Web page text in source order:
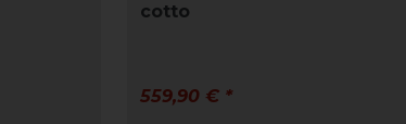
cotto
559,90 € *